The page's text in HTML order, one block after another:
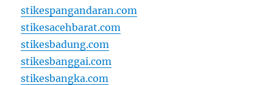
stikespangandaran.com
stikesacehbarat.com
stikesbadung.com
stikesbanggai.com
stikesbangka.com